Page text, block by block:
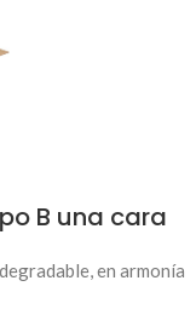
B una cara
en armonía